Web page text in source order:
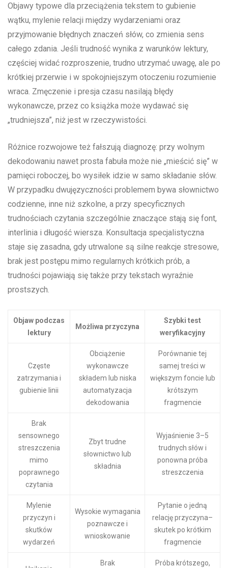
Objawy typowe dla przeciążenia tekstem to gubienie
wątku, mylenie relacji między wydarzeniami oraz
przyjmowanie błędnych znaczeń słów, co zmienia sens
całego zdania. Jeśli trudność wynika z warunków lektury,
częściej widać rozproszenie, trudno utrzymać uwagę, ale po
krótkiej przerwie i w spokojniejszym otoczeniu rozumienie
wraca. Zmęczenie i presja czasu nasilają błędy
wykonawcze, przez co książka może wydawać się
„trudniejsza”, niż jest w rzeczywistości.
Różnice rozwojowe też fałszują diagnozę: przy wolnym
dekodowaniu nawet prosta fabuła może nie „mieścić się” w
pamięci roboczej, bo wysiłek idzie w samo składanie słów.
W przypadku dwujęzyczności problemem bywa słownictwo
codzienne, inne niż szkolne, a przy specyficznych
trudnościach czytania szczególnie znaczące stają się font,
interlinia i długość wiersza. Konsultacja specjalistyczna
staje się zasadna, gdy utrwalone są silne reakcje stresowe,
brak jest postępu mimo regularnych krótkich prób, a
trudności pojawiają się także przy tekstach wyraźnie
prostszych.
Objaw podczas
lektury
Możliwa przyczyna
Szybki test
weryfikacyjny
Częste
zatrzymania i
gubienie linii
Obciążenie
wykonawcze
składem lub niska
automatyzacja
dekodowania
Porównanie tej
samej treści w
większym foncie lub
krótszym
fragmencie
Brak
sensownego
streszczenia
mimo
poprawnego
czytania
Zbyt trudne
słownictwo lub
składnia
Wyjaśnienie 3–5
trudnych słów i
ponowna próba
streszczenia
Mylenie
przyczyn i
skutków
wydarzeń
Wysokie wymagania
poznawcze i
wnioskowanie
Pytanie o jedną
relację przyczyna–
skutek po krótkim
fragmencie
Brak Próba krótszego,